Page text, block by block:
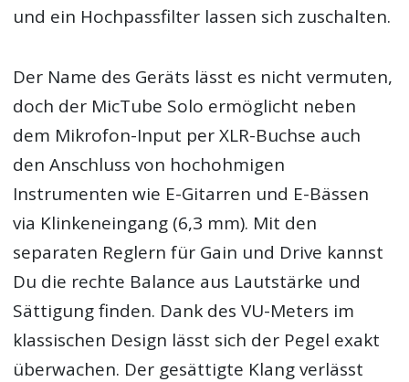
und ein Hochpassfilter lassen sich zuschalten.
Der Name des Geräts lässt es nicht vermuten,
doch der MicTube Solo ermöglicht neben
dem Mikrofon-Input per XLR-Buchse auch
den Anschluss von hochohmigen
Instrumenten wie E-Gitarren und E-Bässen
via Klinkeneingang (6,3 mm). Mit den
separaten Reglern für Gain und Drive kannst
Du die rechte Balance aus Lautstärke und
Sättigung finden. Dank des VU-Meters im
klassischen Design lässt sich der Pegel exakt
überwachen. Der gesättigte Klang verlässt